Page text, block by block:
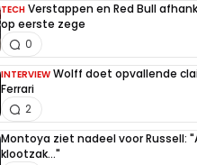
TECH Verstappen en Red Bull
op eerste zege
0
INTERVIEW Wolff doet opvallende
Ferrari
2
Montoya ziet nadeel voor Russell:
klootzak..."